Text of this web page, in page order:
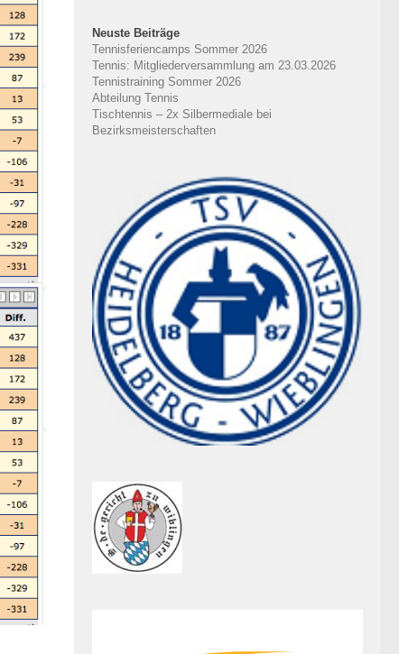
Neuste Beiträge
Tennisferiencamps Sommer 2026
Tennis: Mitgliederversammlung am 23.03.2026
Tennistraining Sommer 2026
Abteilung Tennis
Tischtennis – 2x Silbermediale bei
Bezirksmeisterschaften